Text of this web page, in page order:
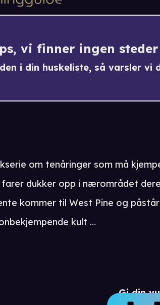
vi finner ingen
i din huskeliste, så varsler vi
Gi din
om tenåringer som må
dukker opp i nærområdet
kommer til West Pine og
kult …